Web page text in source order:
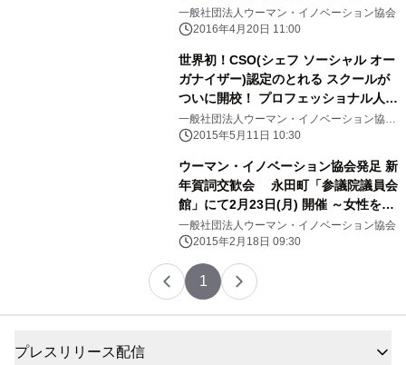
18日に渋谷・山野ホールで開催！
一般社団法人ウーマン・イノベーション協会
2016年4月20日 11:00
世界初！CSO(シェフ ソーシャル オー
ガナイザー)認定のとれる スクールが
ついに開校！ プロフェッショナル人財
の育成と配給を提供する ウーマンスキ
ルアップアカデミー
一般社団法人ウーマン・イノベーション協
会 ウーマンスキルアップアカデミー
2015年5月11日 10:30
ウーマン・イノベーション協会発足 新
年賀詞交歓会 永田町「参議院議員会
館」にて2月23日(月) 開催 ～女性を支
援する企業、団体のご参加も歓迎～
一般社団法人ウーマン・イノベーション協会
2015年2月18日 09:30
1
プレスリリース配信